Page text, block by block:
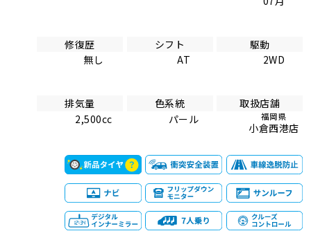
修復歴
無し
シフト
AT
駆動
2WD
排気量
2,500cc
色系統
パール
取扱店舗
福岡県
小倉西港店